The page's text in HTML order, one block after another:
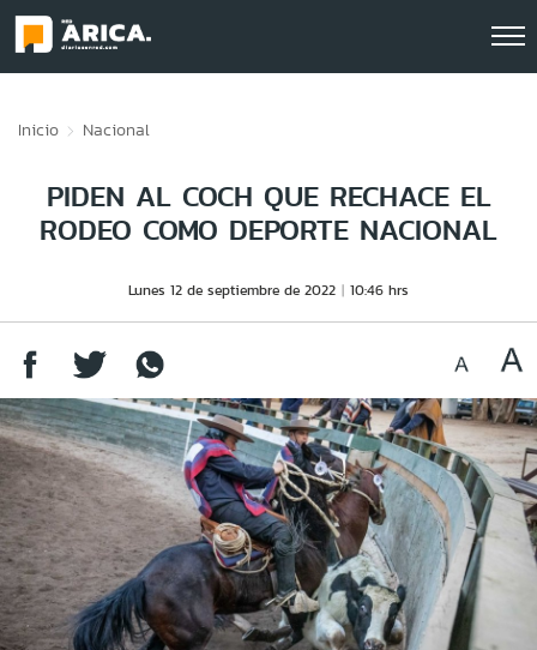
Inicio Nacional
PIDEN AL COCH QUE RECHACE EL
RODEO COMO DEPORTE NACIONAL
Lunes 12 de septiembre de 2022 10:46 hrs